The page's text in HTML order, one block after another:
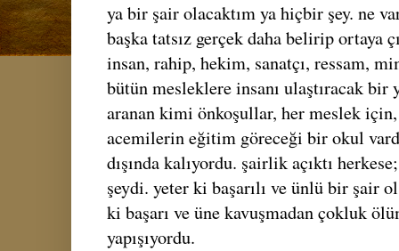
ya bir şair olacaktım ya hiçbir şey. ne
başka tatsız gerçek daha belirip ortaya
insan, rahip, hekim, sanatçı, ressam,
bütün mesleklere insanı ulaştıracak bir
aranan kimi önkoşullar, her meslek
acemilerin eğitim göreceği bir okul
dışında kalıyordu. şairlik açıktı
şeydi. yeter ki başarılı ve ünlü bir şair
ki başarı ve üne kavuşmadan çokluk
yapışıyordu.